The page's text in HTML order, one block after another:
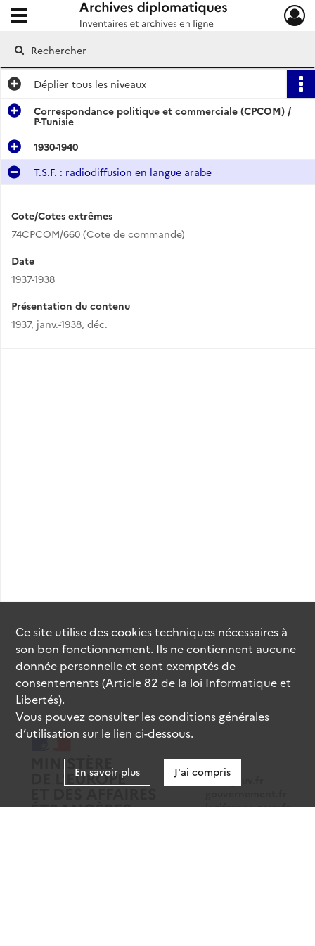
Archives diplomatiques
Ouvrir le menu déroulant
Déplier tous les niveaux
Correspondance politique et commerciale (CPCOM) /
P-Tunisie
1930-1940
T.S.F. : radiodiffusion en langue arabe
Cote/Cotes extrêmes
74CPCOM/660 (Cote de commande)
Date
1937-1938
Présentation du contenu
1937, janv.-1938, déc.
data.gouv.fr
legifrance.gouv.fr
Ce site utilise descookiestechniques nécessaires à
son bon fonctionnement. Ils ne contiennent aucune
donnée personnelle et sont exemptés de
consentements (Article 82 de la loi Informatique et
Libertés).
Vous pouvez consulter les conditions générales
d’utilisation sur le lien ci-dessous.
En savoir plus J'ai compris